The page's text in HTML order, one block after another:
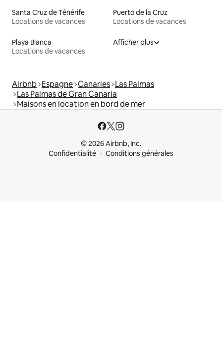
Santa Cruz de Ténérife
Locations de vacances
Puerto de la Cruz
Locations de vacances
Playa Blanca
Locations de vacances
Afficher plus
Airbnb Espagne Canaries Las Palmas
Las Palmas de Gran Canaria
Maisons en location en bord de mer
© 2026 Airbnb, Inc.
Confidentialité
Conditions générales